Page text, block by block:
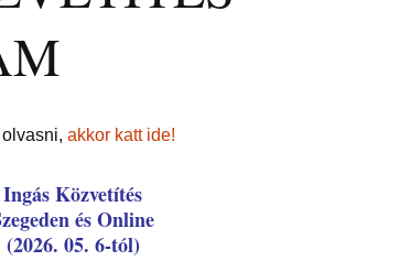
–
félelem,
harag
–
–
a
akkor katt ide!
Ingás Közvetítés
és Online
(2026. 05. 6-tól)